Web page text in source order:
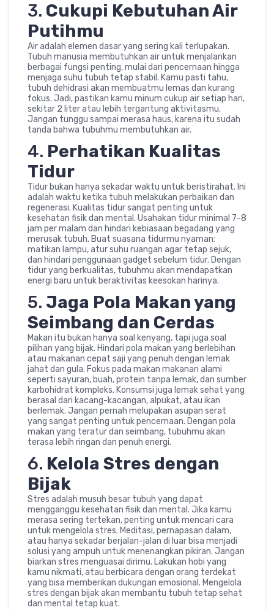
3. Cukupi Kebutuhan Air
Putihmu
Air adalah elemen dasar yang sering kali terlupakan.
Tubuh manusia membutuhkan air untuk menjalankan
berbagai fungsi penting, mulai dari pencernaan hingga
menjaga suhu tubuh tetap stabil. Kamu pasti tahu,
tubuh dehidrasi akan membuatmu lemas dan kurang
fokus. Jadi, pastikan kamu minum cukup air setiap hari,
sekitar 2 liter atau lebih tergantung aktivitasmu.
Jangan tunggu sampai merasa haus, karena itu sudah
tanda bahwa tubuhmu membutuhkan air.
4. Perhatikan Kualitas
Tidur
Tidur bukan hanya sekadar waktu untuk beristirahat. Ini
adalah waktu ketika tubuh melakukan perbaikan dan
regenerasi. Kualitas tidur sangat penting untuk
kesehatan fisik dan mental. Usahakan tidur minimal 7-8
jam per malam dan hindari kebiasaan begadang yang
merusak tubuh. Buat suasana tidurmu nyaman:
matikan lampu, atur suhu ruangan agar tetap sejuk,
dan hindari penggunaan gadget sebelum tidur. Dengan
tidur yang berkualitas, tubuhmu akan mendapatkan
energi baru untuk beraktivitas keesokan harinya.
5. Jaga Pola Makan yang
Seimbang dan Cerdas
Makan itu bukan hanya soal kenyang, tapi juga soal
pilihan yang bijak. Hindari pola makan yang berlebihan
atau makanan cepat saji yang penuh dengan lemak
jahat dan gula. Fokus pada makan makanan alami
seperti sayuran, buah, protein tanpa lemak, dan sumber
karbohidrat kompleks. Konsumsi juga lemak sehat yang
berasal dari kacang-kacangan, alpukat, atau ikan
berlemak. Jangan pernah melupakan asupan serat
yang sangat penting untuk pencernaan. Dengan pola
makan yang teratur dan seimbang, tubuhmu akan
terasa lebih ringan dan penuh energi.
6. Kelola Stres dengan
Bijak
Stres adalah musuh besar tubuh yang dapat
mengganggu kesehatan fisik dan mental. Jika kamu
merasa sering tertekan, penting untuk mencari cara
untuk mengelola stres. Meditasi, pernapasan dalam,
atau hanya sekadar berjalan-jalan di luar bisa menjadi
solusi yang ampuh untuk menenangkan pikiran. Jangan
biarkan stres menguasai dirimu. Lakukan hobi yang
kamu nikmati, atau berbicara dengan orang terdekat
yang bisa memberikan dukungan emosional. Mengelola
stres dengan bijak akan membantu tubuh tetap sehat
dan mental tetap kuat.